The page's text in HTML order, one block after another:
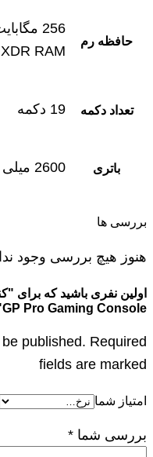
حافظه رم
XDR RAM
تعداد دکمه 19 دکمه
باتری 2600 میلی آمپر, لیتیوم پلیمری
بررسی ها
هنوز هیچ بررسی وجود
GP Pro Gaming Console" نظر می دهد
published. Required
fields are marked
امتیاز شما
بررسی شما *